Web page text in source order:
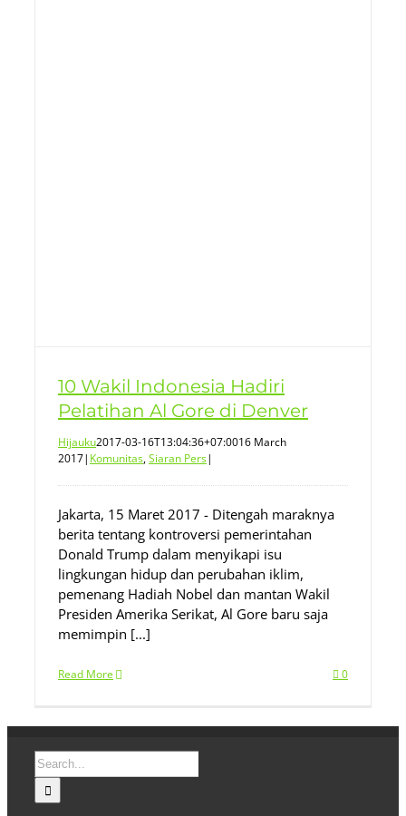
10 Wakil Indonesia Hadiri
Pelatihan Al Gore di Denver
Hijauku2017-03-16T13:04:36+07:0016 March
2017| Komunitas,Siaran Pers|
Jakarta, 15 Maret 2017 - Ditengah maraknya
berita tentang kontroversi pemerintahan
Donald Trump dalam menyikapi isu
lingkungan hidup dan perubahan iklim,
pemenang Hadiah Nobel dan mantan Wakil
Presiden Amerika Serikat, Al Gore baru saja
memimpin [...]
Read More 0
Search
for: